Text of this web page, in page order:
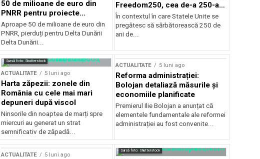
50 de milioane de euro din
PNRR pentru proiecte
esențiale
Aproape 50 de milioane de euro din
PNRR, pierduți pentru Delta Dunării
Delta Dunării...
Freedom250, cea de-a 250-a
aniversare a Statelor Unite
În contextul în care Statele Unite se
pregătesc să sărbătorească 250 de
ani de...
Sursă foto: Shutterstock
ACTUALITATE 5 luni ago
Harta zăpezii: zonele din
România cu cele mai mari
depuneri după viscol
Ninsorile din noaptea de marți spre
miercuri au generat un strat
semnificativ de zăpadă...
ACTUALITATE 5 luni ago
Reforma administrației:
Bolojan detaliază măsurile și
economiile planificate
Premierul Ilie Bolojan a anunțat că
elementele fundamentale ale reformei
administrației au fost convenite...
ACTUALITATE 5 luni ago
Sursă foto: Shutterstock